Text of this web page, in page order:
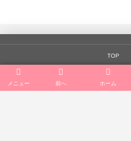
TOP
メニュー 前へ ホーム